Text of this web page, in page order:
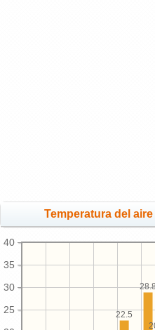
Temperatura del
25
30
35
40
22.5